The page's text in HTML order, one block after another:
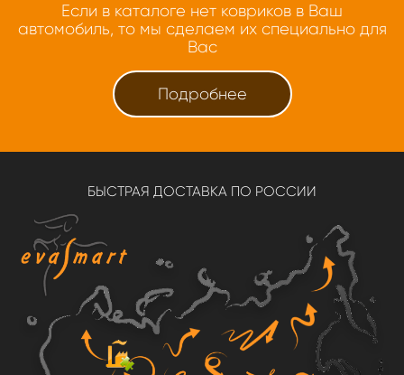
Если в каталоге нет ковриков в Ваш
автомобиль, то мы сделаем их специально для
Вас
Подробнее
БЫСТРАЯ ДОСТАВКА ПО РОССИИ